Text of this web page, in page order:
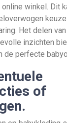
winkel. Dit
Het delen
inzichten
de perfecte
of